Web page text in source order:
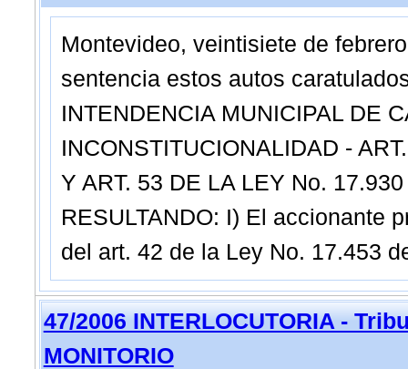
Montevideo, veintisiete de
sentencia estos autos
INTENDENCIA MUNICIPAL DE
INCONSTITUCIONALIDAD -
Y ART. 53 DE LA LEY No.
RESULTANDO: I) El accionante
del art. 42 de la Ley No. 17.453
47/2006 INTERLOCUTORIA -
MONITORIO